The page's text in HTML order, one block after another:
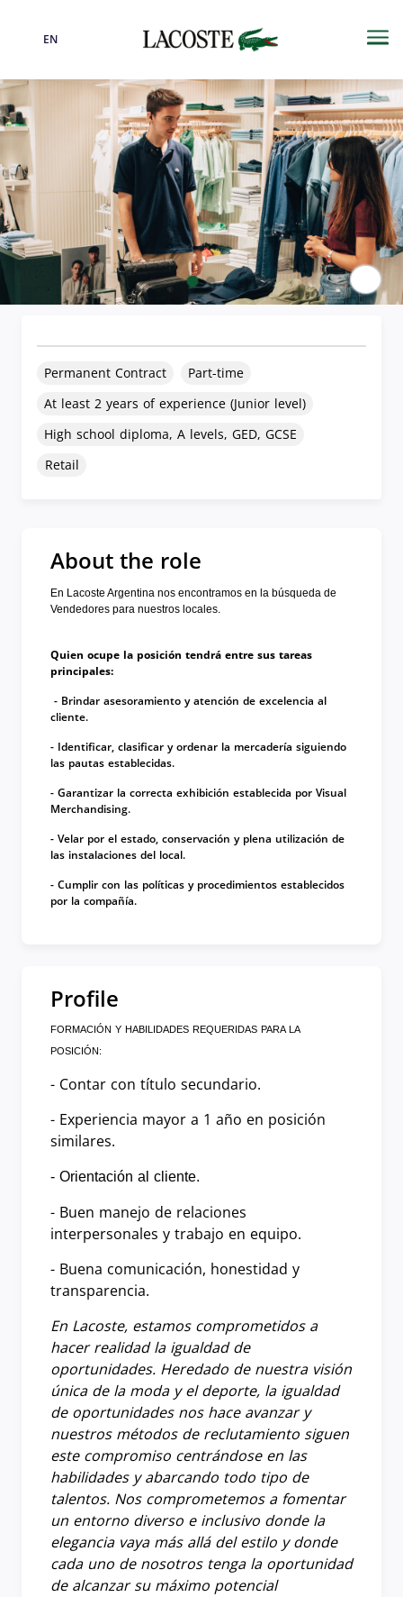
Language
EN
Permanent Contract
Part-time
At least 2 years of experience (Junior level)
High school diploma, A levels, GED, GCSE
Retail
About the role
En Lacoste Argentina nos encontramos en la búsqueda de
Vendedores para nuestros locales.
Quien ocupe la posición tendrá entre sus tareas
principales:
- Brindar asesoramiento y atención de excelencia al
cliente.
- Identificar, clasificar y ordenar la mercadería siguiendo
las pautas establecidas.
- Garantizar la correcta exhibición establecida por Visual
Merchandising.
- Velar por el estado, conservación y plena utilización de
las instalaciones del local.
- Cumplir con las políticas y procedimientos establecidos
por la compañía.
Profile
FORMACIÓN Y HABILIDADES REQUERIDAS PARA LA
POSICIÓN:
- Contar con título secundario.
- Experiencia mayor a 1 año en posición
similares.
- Orientación al cliente.
- Buen manejo de relaciones
interpersonales y trabajo en equipo.
- Buena comunicación, honestidad y
transparencia.
En Lacoste, estamos comprometidos a
hacer realidad la igualdad de
oportunidades. Heredado de nuestra visión
única de la moda y el deporte, la igualdad
de oportunidades nos hace avanzar y
nuestros métodos de reclutamiento siguen
este compromiso centrándose en las
habilidades y abarcando todo tipo de
talentos. Nos comprometemos a fomentar
un entorno diverso e inclusivo donde la
elegancia vaya más allá del estilo y donde
cada uno de nosotros tenga la oportunidad
de alcanzar su máximo potencial